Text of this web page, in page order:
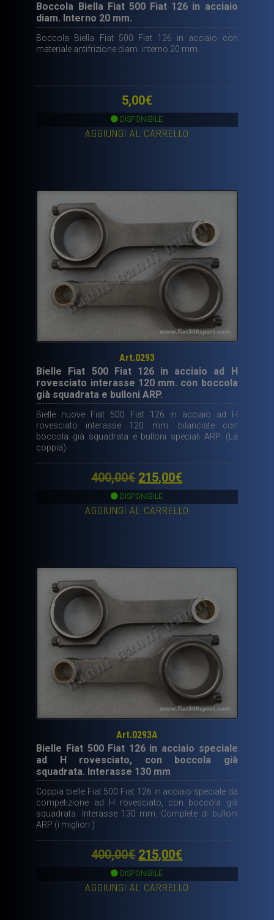
Boccola Biella Fiat 500 Fiat 126 in acciaio
diam. Interno 20 mm.
Boccola Biella Fiat 500 Fiat 126 in acciaio con
materiale antifrizione diam. interno 20 mm.
5,00€
DISPONIBILE
AGGIUNGI AL CARRELLO
Art.0293
Bielle Fiat 500 Fiat 126 in acciaio ad H
rovesciato interasse 120 mm. con boccola
già squadrata e bulloni ARP.
Bielle nuove Fiat 500 Fiat 126 in acciaio ad H
rovesciato interasse 120 mm. bilanciate con
boccola già squadrata e bulloni speciali ARP. (La
coppia).
400,00€ Il
prezzo
originale
215,00€
attuale
DISPONIBILE
AGGIUNGI AL CARRELLO
Art.0293A
Bielle Fiat 500 Fiat 126 in acciaio speciale
ad H rovesciato, con boccola già
squadrata. Interasse 130 mm
Coppia bielle Fiat 500 Fiat 126 in acciaio speciale da
competizione ad H rovesciato, con boccola già
squadrata. Interasse 130 mm. Complete di bulloni
ARP (i migliori )
400,00€ Il
prezzo
originale
215,00€
attuale
DISPONIBILE
AGGIUNGI AL CARRELLO